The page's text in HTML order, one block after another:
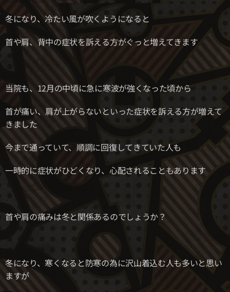
冬になり、冷たい風が吹くようになると
首や肩、背中の症状を訴える方がぐっと増えてきます
当院も、12月の中頃に急に寒波が強くなった頃から
首が痛い、肩が上がらないといった症状を訴える方が増えて
きました
今まで通っていて、順調に回復してきていた人も
一時的に症状がひどくなり、心配されることもあります
首や肩の痛みは冬と関係あるのでしょうか？
冬になり、寒くなると防寒の為に沢山着込む人も多いと思い
ますが